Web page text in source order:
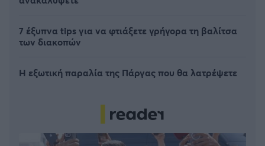
7 έξυπνα tips για να φτιάξετε γρήγορα τη βαλίτσα
των διακοπών
Η εξωτική παραλία της Πάργας που θα λατρέψετε